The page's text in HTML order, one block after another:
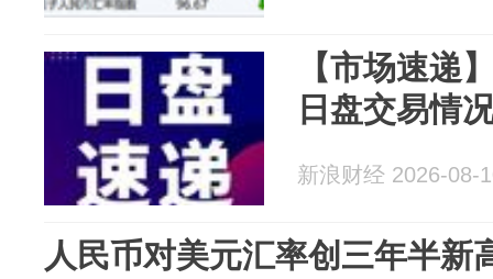
【市场速递
日盘交易情
新浪财经 2026-08-
人民币对美元汇率创三年半新